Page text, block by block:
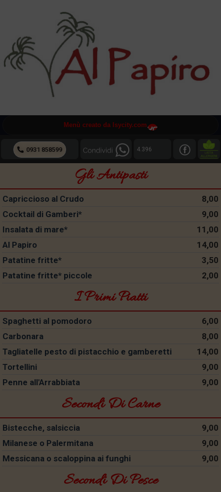
Menù creato da Isycity.com
0931 858599 4.396
Gli Antipasti
Capriccioso al Crudo
8,00
Cocktail di Gamberi*
9,00
Insalata di mare*
11,00
Al Papiro
14,00
Patatine fritte*
3,50
Patatine fritte* piccole
2,00
I Primi Piatti
Spaghetti al pomodoro
6,00
Carbonara
8,00
Tagliatelle pesto di pistacchio e gamberetti
14,00
Tortellini
9,00
Penne all'Arrabbiata
9,00
Secondi Di Carne
Bistecche, salsiccia
9,00
Milanese o Palermitana
9,00
Messicana o scaloppina ai funghi
9,00
Secondi Di Pesce